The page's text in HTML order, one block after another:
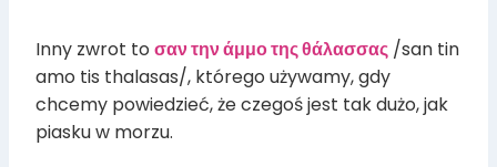
Inny zwrot to σαν την άμμο της θάλασσας /san tin
amo tis thalasas/, którego używamy, gdy
chcemy powiedzieć, że czegoś jest tak dużo, jak
piasku w morzu.